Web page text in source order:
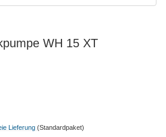
WH 15 XT
Lieferung (Standardpaket)